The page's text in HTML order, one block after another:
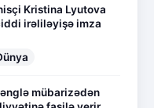
Kristina Lyutova
irəliləyişə imza
mübarizədən